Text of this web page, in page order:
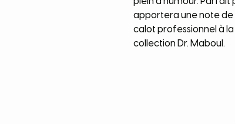
apportera une note
calot professionnel à
collection Dr. Maboul.